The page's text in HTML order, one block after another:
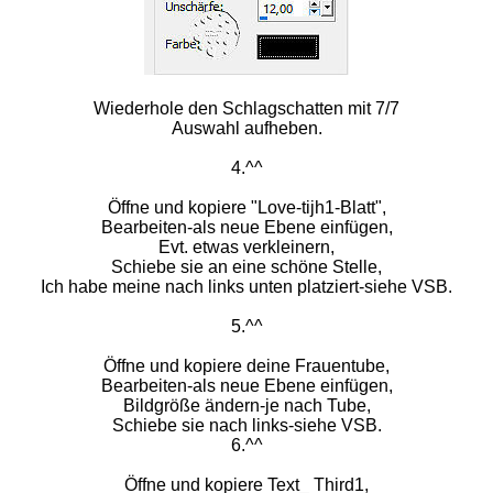
Wiederhole den Schlagschatten mit 7/7
Auswahl aufheben.
4.^^
Öffne und kopiere "Love-tijh1-Blatt",
Bearbeiten-als neue Ebene einfügen,
Evt. etwas verkleinern,
Schiebe sie an eine schöne Stelle,
Ich habe meine nach links unten platziert-siehe VSB.
5.^^
Öffne und kopiere deine Frauentube,
Bearbeiten-als neue Ebene einfügen,
Bildgröße ändern-je nach Tube,
Schiebe sie nach links-siehe VSB.
6.^^
Öffne und kopiere Text_ Third1,